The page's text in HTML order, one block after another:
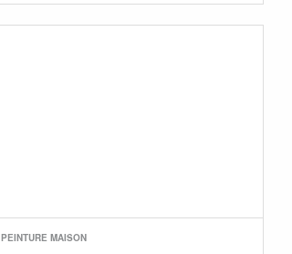
PEINTURE MAISON